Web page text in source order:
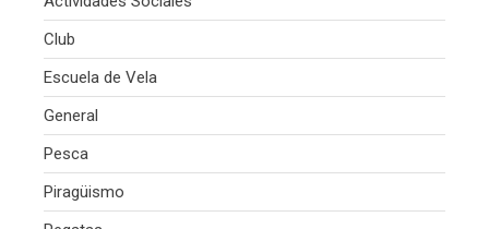
Club
Escuela de Vela
General
Pesca
Piragüismo